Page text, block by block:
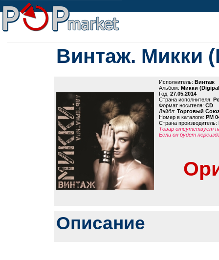
Винтаж. Микки
Исполнитель: Винтаж
Альбом: Микки
Год: 27.05.2014
Страна исполнителя:
Формат носителя: CD
Лэйбл: Торговый Союз
Номер в каталоге: PM
Страна производитель:
Товар отсутствует
Если он будет
Описание